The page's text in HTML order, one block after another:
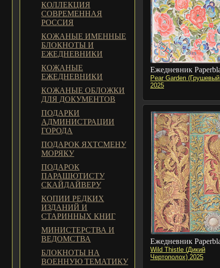
КОЛЛЕКЦИЯ
СОВРЕМЕННАЯ
РОССИЯ
КОЖАНЫЕ ИМЕННЫЕ
БЛОКНОТЫ И
ЕЖЕДНЕВНИКИ
КОЖАНЫЕ
ЕЖЕДНЕВНИКИ
КОЖАНЫЕ ОБЛОЖКИ
ДЛЯ ДОКУМЕНТОВ
ПОДАРКИ
АДМИНИСТРАЦИИ
ГОРОДА
ПОДАРОК ЯХТСМЕНУ
МОРЯКУ
ПОДАРОК
ПАРАШЮТИСТУ
СКАЙДАЙВЕРУ
КОПИИ РЕДКИХ
ИЗДАНИЙ И
СТАРИННЫХ КНИГ
МИНИСТЕРСТВА И
ВЕДОМСТВА
БЛОКНОТЫ НА
ВОЕННУЮ ТЕМАТИКУ
Ежедневник
Pear Garden
2025
Ежедневник
Wild Thistle (Дикий
Чертополох) 2025